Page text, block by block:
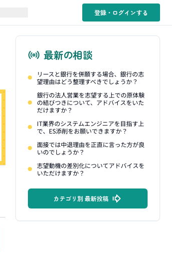
登録・ログインする
最新の相談
リースと銀行を併願する場合、銀行の志
望理由はどう整理すべきでしょうか？
銀行の法人営業を志望する上での原体験
の結びつきについて、アドバイスをいた
だけますか？
IT業界のシステムエンジニアを目指す上
で、ES添削をお願いできますか？
面接では中退理由を正直に言った方が良
いのでしょうか？
志望動機の差別化についてアドバイスを
いただけますか？
カテゴリ別 最新投稿